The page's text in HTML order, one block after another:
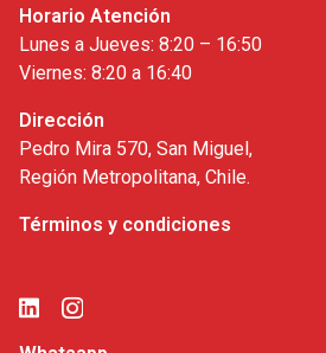
Horario Atención
Lunes a Jueves: 8:20 – 16:50
Viernes: 8:20 a 16:40
Dirección
Pedro Mira 570, San Miguel,
Región Metropolitana, Chile.
Términos y condiciones